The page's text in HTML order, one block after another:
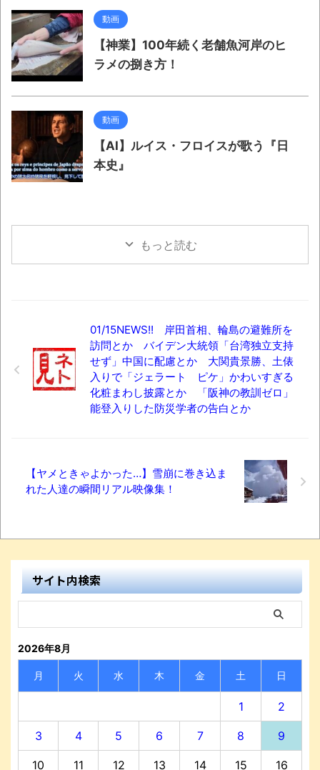
動画
【神業】100年続く老舗魚河岸のヒ
ラメの捌き方！
動画
【AI】ルイス・フロイスが歌う『日
本史』
もっと読む
01/15NEWS!! 岸田首相、輪島の避難所を
訪問とか バイデン大統領「台湾独立支持
せず」中国に配慮とか 大関貴景勝、土俵
入りで「ジェラート ピケ」かわいすぎる
化粧まわし披露とか 「阪神の教訓ゼロ」
能登入りした防災学者の告白とか
【ヤメときゃよかった…】雪崩に巻き込ま
れた人達の瞬間リアル映像集！
サイト内検索
2026年8月
月 火 水 木 金 土 日
1 2
3 4 5 6 7 8 9
10 11 12 13 14 15 16